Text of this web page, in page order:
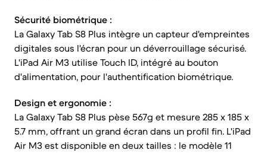
Sécurité biométrique :
La Galaxy Tab S8 Plus intègre un capteur d'empreintes
digitales sous l'écran pour un déverrouillage sécurisé.
L'iPad Air M3 utilise Touch ID, intégré au bouton
d'alimentation, pour l'authentification biométrique.
Design et ergonomie :
La Galaxy Tab S8 Plus pèse 567g et mesure 285 x 185 x
5.7 mm, offrant un grand écran dans un profil fin. L'iPad
Air M3 est disponible en deux tailles : le modèle 11